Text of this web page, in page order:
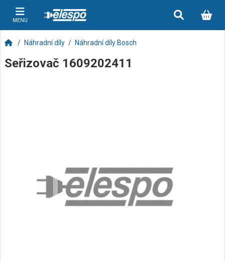
MENU
Náhradní díly Náhradní díly Bosch
Seřizovač 1609202411